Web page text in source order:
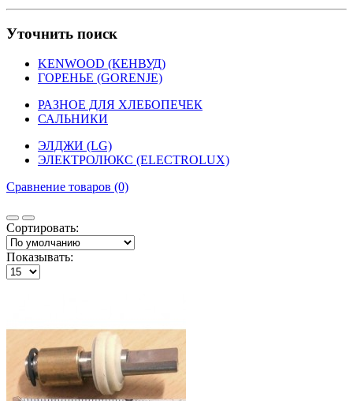
Уточнить поиск
KENWOOD (КЕНВУД)
ГОРЕНЬЕ (GORENJE)
РАЗНОЕ ДЛЯ ХЛЕБОПЕЧЕК
САЛЬНИКИ
ЭЛДЖИ (LG)
ЭЛЕКТРОЛЮКС (ELECTROLUX)
Сравнение товаров (0)
Сортировать:
Показывать: